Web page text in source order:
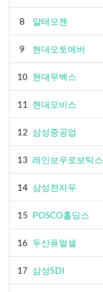
8 알테오젠
9 현대오토에버
10 현대무벡스
11 현대모비스
12 삼성중공업
13 레인보우로보틱스
14 삼성전자우
15 POSCO홀딩스
16 두산퓨얼셀
17 삼성SDI